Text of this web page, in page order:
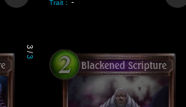
Trait : -
3
/
3